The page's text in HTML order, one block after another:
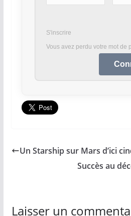
S'inscrire
Vous avez perdu votre mot de
Un Starship sur Mars d’ici
Succès au
Laisser un